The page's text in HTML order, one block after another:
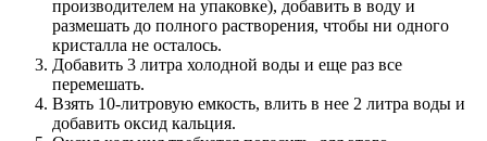
производителем на упаковке), добавить в воду и
размешать до полного растворения, чтобы ни одного
кристалла не осталось.
Добавить 3 литра холодной воды и еще раз все
перемешать.
Взять 10-литровую емкость, влить в нее 2 литра воды и
добавить оксид кальция.